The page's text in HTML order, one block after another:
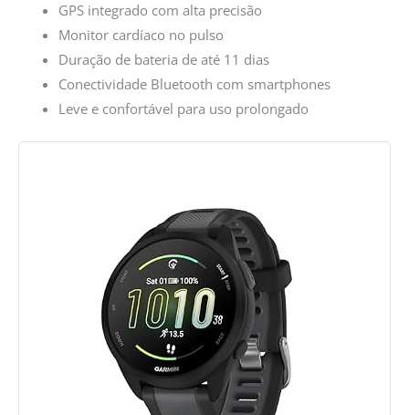
GPS integrado com alta precisão
Monitor cardíaco no pulso
Duração de bateria de até 11 dias
Conectividade Bluetooth com smartphones
Leve e confortável para uso prolongado